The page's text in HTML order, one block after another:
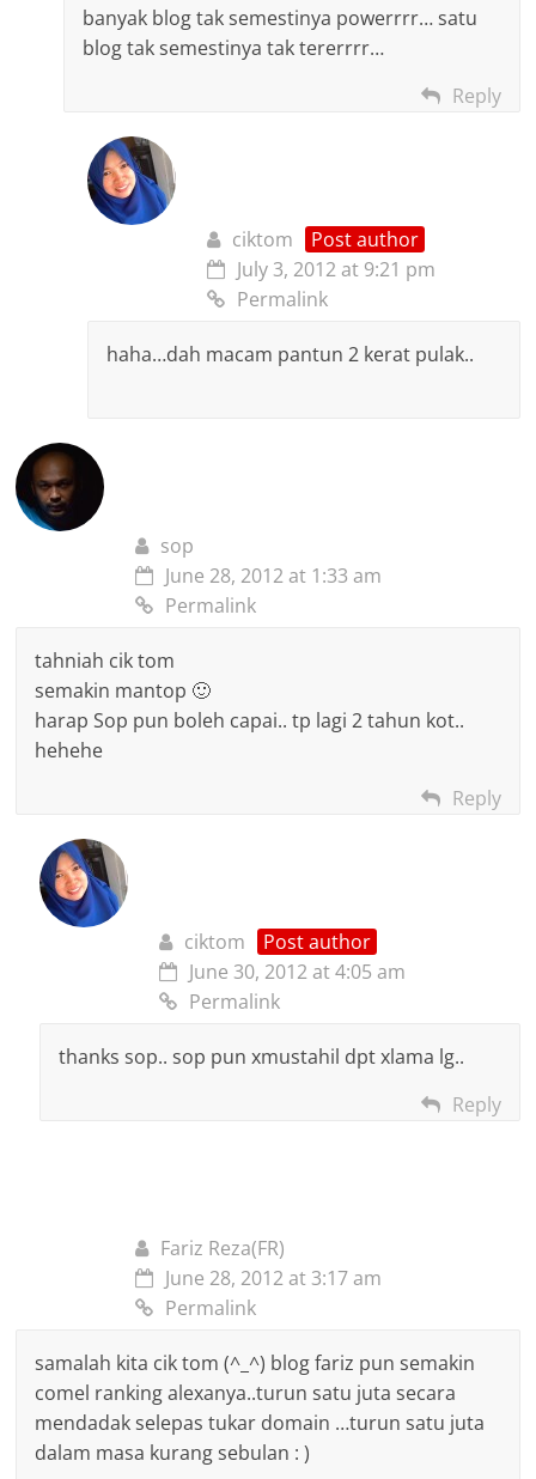
banyak blog tak semestinya powerrrr… satu
blog tak semestinya tak tererrrr…
Reply
ciktom
Post author
July 3, 2012 at 9:21 pm
Permalink
haha…dah macam pantun 2 kerat pulak..
sop
June 28, 2012 at 1:33 am
Permalink
tahniah cik tom
semakin mantop 🙂
harap Sop pun boleh capai.. tp lagi 2 tahun kot..
hehehe
Reply
ciktom
Post author
June 30, 2012 at 4:05 am
Permalink
thanks sop.. sop pun xmustahil dpt xlama lg..
Reply
Fariz Reza(FR)
June 28, 2012 at 3:17 am
Permalink
samalah kita cik tom (^_^) blog fariz pun semakin
comel ranking alexanya..turun satu juta secara
mendadak selepas tukar domain …turun satu juta
dalam masa kurang sebulan : )